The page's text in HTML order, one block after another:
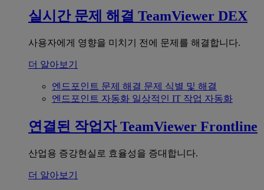
실시간 문제 해결 TeamViewer DEX
사용자에게 영향을 미치기 전에 문제를 해결합니다.
더 알아보기
엔드포인트 문제 해결 문제 식별 및 해결
엔드포인트 자동화 일상적인 IT 작업 자동화
연결된 작업자 TeamViewer Frontline
산업용 증강현실로 효율성을 증대합니다.
더 알아보기